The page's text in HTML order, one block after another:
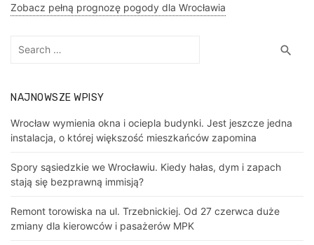
Zobacz pełną prognozę pogody dla Wrocławia
Search
search
NAJNOWSZE WPISY
Wrocław wymienia okna i ociepla budynki. Jest jeszcze jedna
instalacja, o której większość mieszkańców zapomina
Spory sąsiedzkie we Wrocławiu. Kiedy hałas, dym i zapach
stają się bezprawną immisją?
Remont torowiska na ul. Trzebnickiej. Od 27 czerwca duże
zmiany dla kierowców i pasażerów MPK